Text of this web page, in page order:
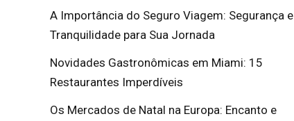
A Importância do Seguro Viagem: Segurança e
Tranquilidade para Sua Jornada
Novidades Gastronômicas em Miami: 15
Restaurantes Imperdíveis
Os Mercados de Natal na Europa: Encanto e